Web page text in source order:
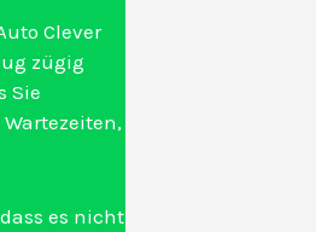
Clever
zügig
Sie
es nicht